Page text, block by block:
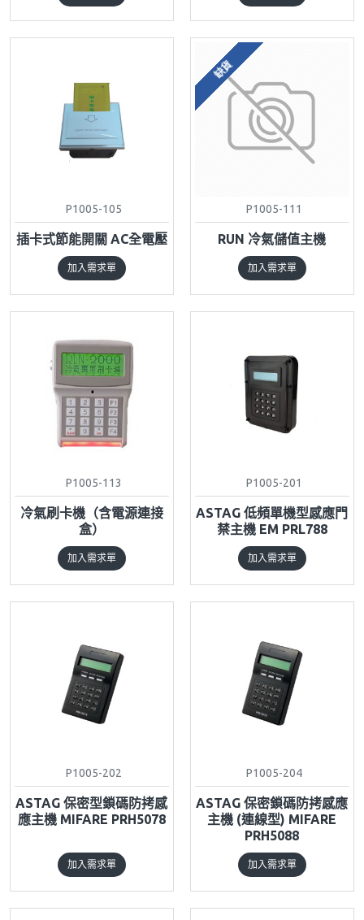
P1005-105
插卡式節能開關 AC全電壓
加入需求單
缺貨
P1005-111
RUN 冷氣儲值主機
加入需求單
P1005-113
冷氣刷卡機（含電源連接
盒）
加入需求單
P1005-201
ASTAG 低頻單機型感應門
禁主機 EM PRL788
加入需求單
P1005-202
ASTAG 保密型鎖碼防拷感
應主機 MIFARE PRH5078
加入需求單
P1005-204
ASTAG 保密鎖碼防拷感應
主機 (連線型) MIFARE
PRH5088
加入需求單